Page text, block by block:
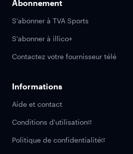
Abonnement
S'abonner à TVA Sports
S'abonner à illico+
Contactez votre fournisseur télé
Informations
Aide et contact
Conditions d'utilisation
Politique de confidentialité